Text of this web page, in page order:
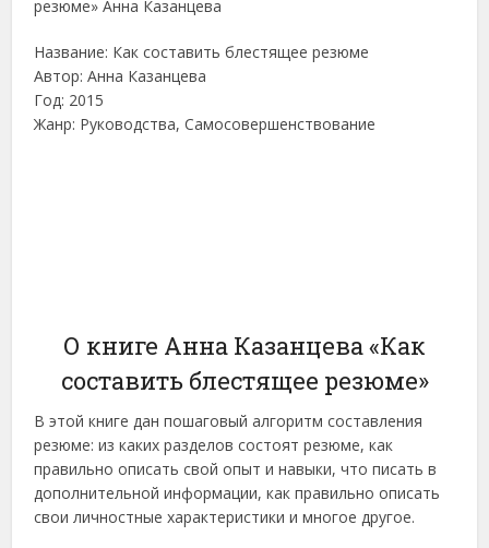
Название: Как составить блестящее резюме
Автор: Анна Казанцева
Год: 2015
Жанр: Руководства, Самосовершенствование
О книге Анна Казанцева «Как
составить блестящее резюме»
В этой книге дан пошаговый алгоритм составления
резюме: из каких разделов состоят резюме, как
правильно описать свой опыт и навыки, что писать в
дополнительной информации, как правильно описать
свои личностные характеристики и многое другое.